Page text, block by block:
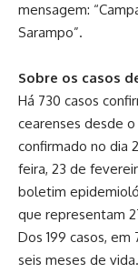
mensagem:
Sarampo”.
Sobre os casos
Há 730 casos
cearenses desde
confirmado no dia
feira, 23 de
boletim
que representam
Dos 199 casos, em
seis meses de